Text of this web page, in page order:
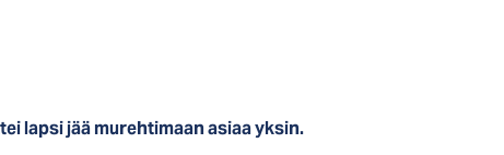
lapsi jää murehtimaan asiaa yksin.